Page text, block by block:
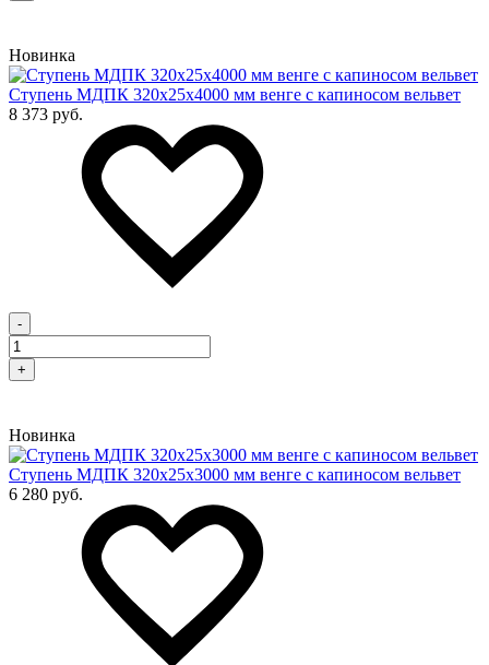
Новинка
Cтупень МДПК 320х25х4000 мм венге с капиносом вельвет
8 373 руб.
-
+
Новинка
Cтупень МДПК 320х25х3000 мм венге с капиносом вельвет
6 280 руб.